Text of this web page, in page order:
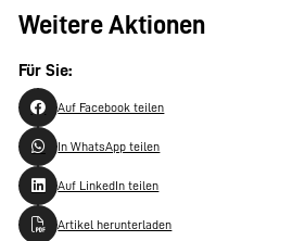
Weitere Aktionen
Für Sie:
Auf Facebook teilen
In WhatsApp teilen
Auf LinkedIn teilen
Artikel herunterladen